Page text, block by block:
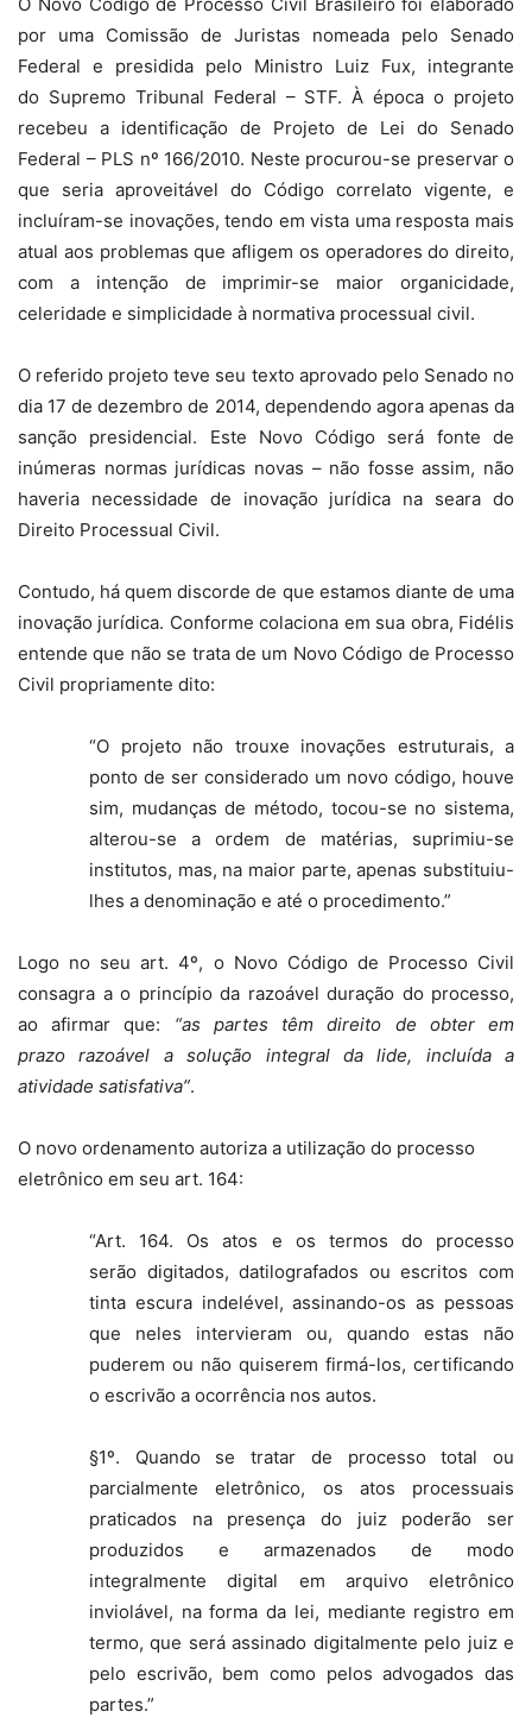
por uma Comissão de Juristas nomeada pelo Senado
Federal e presidida pelo Ministro Luiz Fux, integrante
do Supremo Tribunal Federal – STF. À época o projeto
recebeu a identificação de Projeto de Lei do Senado
Federal – PLS nº 166/2010. Neste procurou-se preservar o
que seria aproveitável do Código correlato vigente, e
incluíram-se inovações, tendo em vista uma resposta mais
atual aos problemas que afligem os operadores do direito,
com a intenção de imprimir-se maior organicidade,
celeridade e simplicidade à normativa processual civil.
O referido projeto teve seu texto aprovado pelo Senado no
dia 17 de dezembro de 2014, dependendo agora apenas da
sanção presidencial. Este Novo Código será fonte de
inúmeras normas jurídicas novas – não fosse assim, não
haveria necessidade de inovação jurídica na seara do
Direito Processual Civil.
Contudo, há quem discorde de que estamos diante de uma
inovação jurídica. Conforme colaciona em sua obra, Fidélis
entende que não se trata de um Novo Código de Processo
Civil propriamente dito:
“O projeto não trouxe inovações estruturais, a
ponto de ser considerado um novo código, houve
sim, mudanças de método, tocou-se no sistema,
alterou-se a ordem de matérias, suprimiu-se
institutos, mas, na maior parte, apenas substituiu-
lhes a denominação e até o procedimento.”
Logo no seu art. 4º, o Novo Código de Processo Civil
consagra a o princípio da razoável duração do processo,
ao afirmar que: “as partes têm direito de obter em
prazo razoável a solução integral da lide, incluída a
atividade satisfativa”.
O novo ordenamento autoriza a utilização do processo
eletrônico em seu art. 164:
“Art. 164. Os atos e os termos do processo
serão digitados, datilografados ou escritos com
tinta escura indelével, assinando-os as pessoas
que neles intervieram ou, quando estas não
puderem ou não quiserem firmá-los, certificando
o escrivão a ocorrência nos autos.
§1º. Quando se tratar de processo total ou
parcialmente eletrônico, os atos processuais
praticados na presença do juiz poderão ser
produzidos e armazenados de modo
integralmente digital em arquivo eletrônico
inviolável, na forma da lei, mediante registro em
termo, que será assinado digitalmente pelo juiz e
pelo escrivão, bem como pelos advogados das
partes.”